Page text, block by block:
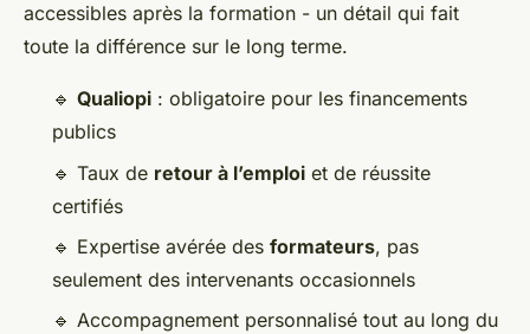
accessibles après la formation - un détail qui fait
toute la différence sur le long terme.
🔹 Qualiopi : obligatoire pour les financements
publics
🔹 Taux de retour à l’emploi et de réussite
certifiés
🔹 Expertise avérée des formateurs, pas
seulement des intervenants occasionnels
🔹 Accompagnement personnalisé tout au long du